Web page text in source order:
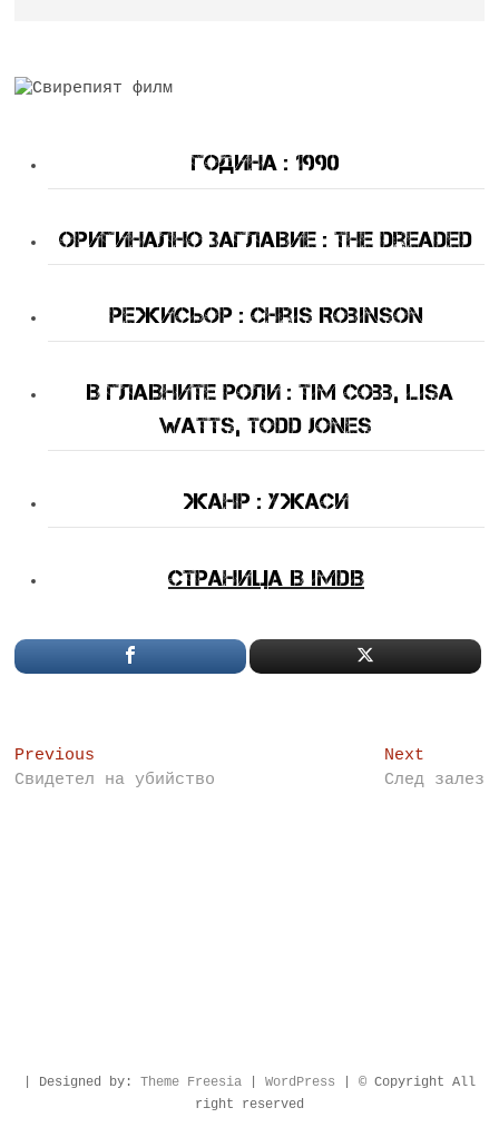
Година : 1990
оригинално Заглавие : The Dreaded
Режисьор : Chris Robinson
В Главните Роли : Tim Cobb, Lisa
Watts, Todd Jones
Жанр : ужаси
Страница в IMDB
Post
navigation
Previous
post:
Свидетел на убийство
NextNext
post:
След залез
| Designed by: Theme Freesia| WordPress | © Copyright All
right reserved